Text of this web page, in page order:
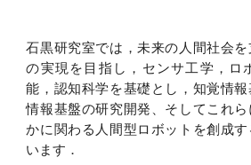
石黒研究室では，未来の人間社会
の実現を目指し，センサ工学，ロ
能，認知科学を基礎とし，知覚情
情報基盤の研究開発、そしてこれ
かに関わる人間型ロボットを創成
います．